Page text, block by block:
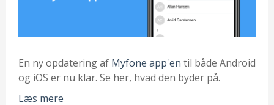
En ny opdatering af Myfone app'en til både Android
og iOS er nu klar. Se her, hvad den byder på.
Læs mere